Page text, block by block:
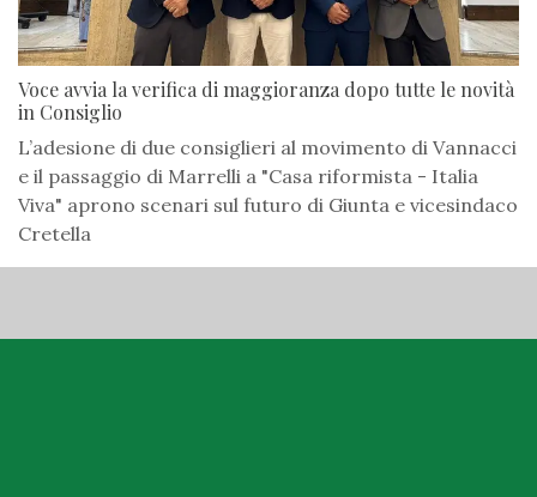
Voce avvia la verifica di maggioranza dopo tutte le novità
in Consiglio
L’adesione di due consiglieri al movimento di Vannacci
e il passaggio di Marrelli a "Casa riformista - Italia
Viva" aprono scenari sul futuro di Giunta e vicesindaco
Cretella